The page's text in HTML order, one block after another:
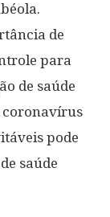
de
para
de saúde
coronavírus
pode
saúde